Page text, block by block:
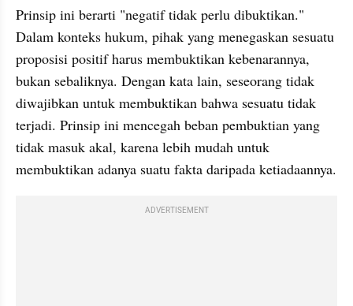
Prinsip ini berarti "negatif tidak perlu dibuktikan."
Dalam konteks hukum, pihak yang menegaskan sesuatu
proposisi positif harus membuktikan kebenarannya,
bukan sebaliknya. Dengan kata lain, seseorang tidak
diwajibkan untuk membuktikan bahwa sesuatu tidak
terjadi. Prinsip ini mencegah beban pembuktian yang
tidak masuk akal, karena lebih mudah untuk
membuktikan adanya suatu fakta daripada ketiadaannya.
ADVERTISEMENT